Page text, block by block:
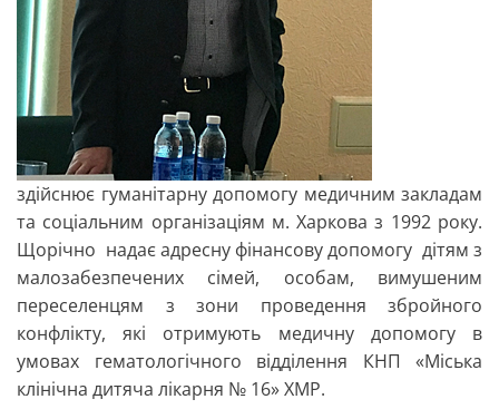
здійснює гуманітарну допомогу медичним закладам
та соціальним організаціям м. Харкова з 1992 року.
Щорічно надає адресну фінансову допомогу дітям з
малозабезпечених сімей, особам, вимушеним
переселенцям з зони проведення збройного
конфлікту, які отримують медичну допомогу в
умовах гематологічного відділення КНП «Міська
клінічна дитяча лікарня № 16» ХМР.